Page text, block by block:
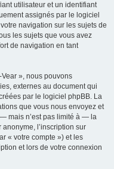
utilisateur et un identifiant
assignés par le logiciel
navigation sur les sujets de
les sujets que vous avez
de navigation en tant
», nous pouvons
externes au document qui
par le logiciel phpBB. La
que vous nous envoyez et
mais n’est pas limité à — la
l’inscription sur
« votre compte ») et les
et lors de votre connexion